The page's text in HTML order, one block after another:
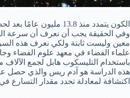
الكون يتمدد منذ 13.8 مليون
وفي الحقيقة يجب أن نعرف أن سرعة
معين وليست ثابتة ولكي نعرف هذه
علماء الفضاء في معهد علوم الفضاء
باستخدام التليسكوب هابل لجمع الآلاف
هذه الدراسة هو آدم ريس والذي حصل
اكتشافة لمعادلة تحدد مقدار التسارع